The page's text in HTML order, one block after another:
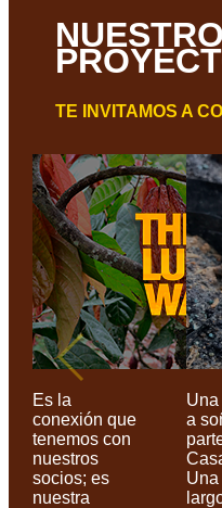
TE INVITAMOS A
Es la
conexión que
tenemos con
nuestros
socios; es
nuestra
a